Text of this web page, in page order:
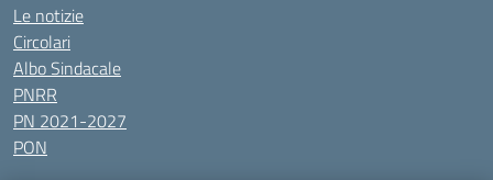
Le notizie
Circolari
Albo Sindacale
PNRR
PN 2021-2027
PON